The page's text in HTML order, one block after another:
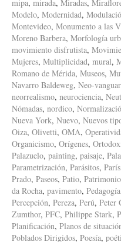
mipa, mirada, Miradas,
Modelo, Modernidad,
Montevideo, Monumento a las
Moreno Barbera, Morfología
movimiento disfrutista,
Mujeres, Multiplicidad, mural,
Romano de Mérida, Museos,
Navarro Baldeweg, Neo-
neorrealismo, neurociencia,
Nómadas, nordico,
Nueva York, Nuevo, Nuevos
Oiza, Olivetti, OMA,
Organicismo, Orígenes,
Palazuelo, painting, paisaje,
Parametrización, Parásitos, París
Prado, Paseos, Patio, Patrimonio
da Rocha, pavimento, Pedagogía
Percepción, Pereza, Perú, Peter
Zumthor, PFC, Philippe Stark,
Planificación, Planos de
Poblados Dirigidos, Poesía,